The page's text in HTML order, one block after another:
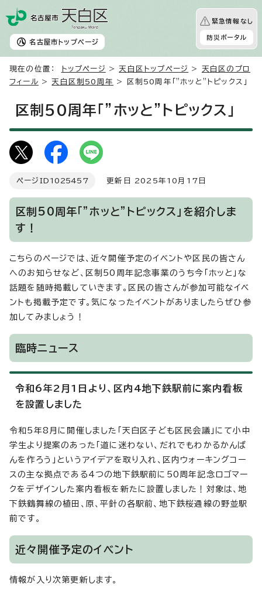
名古屋市 トップページ
緊急情報なし
防災ポータル
現在の位置： トップページ >天白区トップページ > 天白区のプロ
フィール >天白区制50周年 > 区制50周年「"ホッと"トピックス」
区制50周年「"ホッと"トピックス」
ページID 1025457 更新日 2025年10月17日
区制50周年「"ホッと"トピックス」を紹介しま
す！
こちらのページでは、近々開催予定のイベントや区民の皆さん
へのお知らせなど、区制50周年記念事業のうち今「ホッと」な
話題を随時掲載していきます。区民の皆さんが参加可能なイベ
ントも掲載予定です。気になったイベントがありましたらぜひ参
加してみましょう！
臨時ニュース
令和6年2月1日より、区内4地下鉄駅前に案内看板
を設置しました
令和5年8月に開催しました「天白区子ども区民会議」にて小中
学生より提案のあった「道に迷わない、だれでもわかるかんば
んを作ろう」というアイデアを取り入れ、区内ウォーキングコー
スの主な拠点である4つの地下鉄駅前に50周年記念ロゴマー
クをデザインした案内看板を新たに設置しました！対象は、地
下鉄鶴舞線の植田、原、平針の各駅前、地下鉄桜通線の野並駅
前です。
近々開催予定のイベント
情報が入り次第更新します。